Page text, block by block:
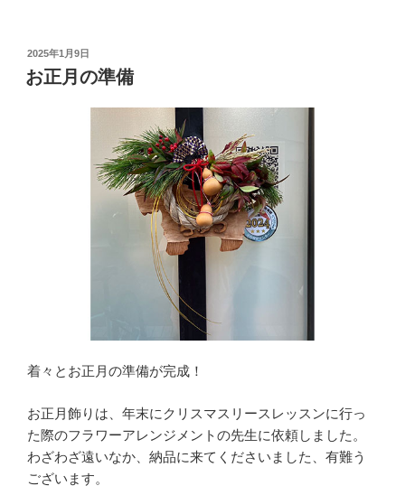
投
稿
日:
2025年1月9日
お正月の準備
着々とお正月の準備が完成！
お正月飾りは、年末にクリスマスリースレッスンに行っ
た際のフラワーアレンジメントの先生に依頼しました。
わざわざ遠いなか、納品に来てくださいました、有難う
ございます。